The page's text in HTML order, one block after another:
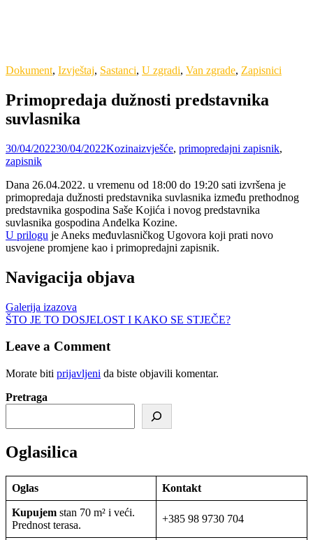
Dokument, Izvještaj, Sastanci, U zgradi, Van zgrade, Zapisnici
Primopredaja dužnosti predstavnika
suvlasnika
30/04/202230/04/2022Kozinaizvješće, primopredajni zapisnik,
zapisnik
Dana 26.04.2022. u vremenu od 18:00 do 19:20 sati izvršena je
primopredaja dužnosti predstavnika suvlasnika između prethodnog
predstavnika gospodina Saše Kojića i novog predstavnika
suvlasnika gospodina Anđelka Kozine.
U prilogu je Aneks međuvlasničkog Ugovora koji prati novo
usvojene promjene kao i primopredajni zapisnik.
Navigacija objava
Galerija izazova
ŠTO JE TO DOSJELOST I KAKO SE STJEČE?
Leave a Comment
Morate biti prijavljeni da biste objavili komentar.
Pretraga
Oglasilica
Oglas Kontakt
Kupujem stan 70 m² i veći.
Prednost terasa.
+385 98 9730 704